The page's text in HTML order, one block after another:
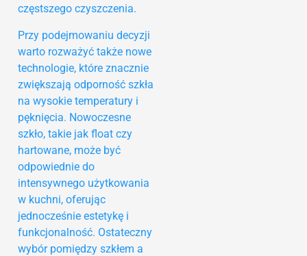
częstszego czyszczenia.
Przy podejmowaniu decyzji
warto rozważyć także nowe
technologie, które znacznie
zwiększają odporność szkła
na wysokie temperatury i
pęknięcia. Nowoczesne
szkło, takie jak float czy
hartowane, może być
odpowiednie do
intensywnego użytkowania
w kuchni, oferując
jednocześnie estetykę i
funkcjonalność. Ostateczny
wybór pomiędzy szkłem a